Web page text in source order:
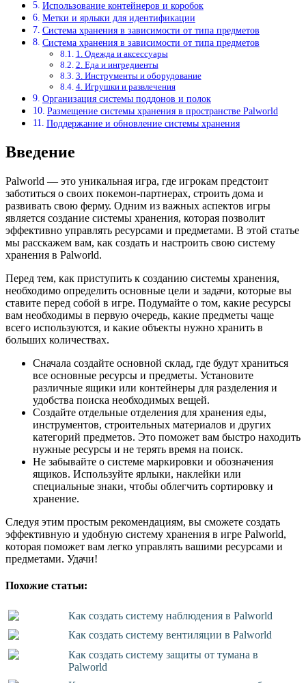
Использование контейнеров и коробок
Метки и ярлыки для идентификации
Система хранения в зависимости от типа предметов
Система хранения в зависимости от типа предметов
1. Одежда и аксессуары
2. Еда и ингредиенты
3. Инструменты и оборудование
4. Игрушки и развлечения
Организация системы поддонов и полок
Размещение системы хранения в пространстве Palworld
Поддержание и обновление системы хранения
Введение
Palworld — это уникальная игра, где игрокам предстоит
заботиться о своих покемон-партнерах, строить дома и
развивать свою ферму. Одним из важных аспектов игры
является создание системы хранения, которая позволит
эффективно управлять ресурсами и предметами. В этой статье
мы расскажем вам, как создать и настроить свою систему
хранения в Palworld.
Перед тем, как приступить к созданию системы хранения,
необходимо определить основные цели и задачи, которые вы
ставите перед собой в игре. Подумайте о том, какие ресурсы
вам необходимы в первую очередь, какие предметы чаще
всего используются, и какие объекты нужно хранить в
больших количествах.
Сначала создайте основной склад, где будут храниться
все основные ресурсы и предметы. Установите
различные ящики или контейнеры для разделения и
удобства поиска необходимых вещей.
Создайте отдельные отделения для хранения еды,
инструментов, строительных материалов и других
категорий предметов. Это поможет вам быстро находить
нужные ресурсы и не терять время на поиск.
Не забывайте о системе маркировки и обозначения
ящиков. Используйте ярлыки, наклейки или
специальные знаки, чтобы облегчить сортировку и
хранение.
Следуя этим простым рекомендациям, вы сможете создать
эффективную и удобную систему хранения в игре Palworld,
которая поможет вам легко управлять вашими ресурсами и
предметами. Удачи!
Похожие статьи:
Как создать систему наблюдения в Palworld
Как создать систему вентиляции в Palworld
Как создать систему защиты от тумана в
Palworld